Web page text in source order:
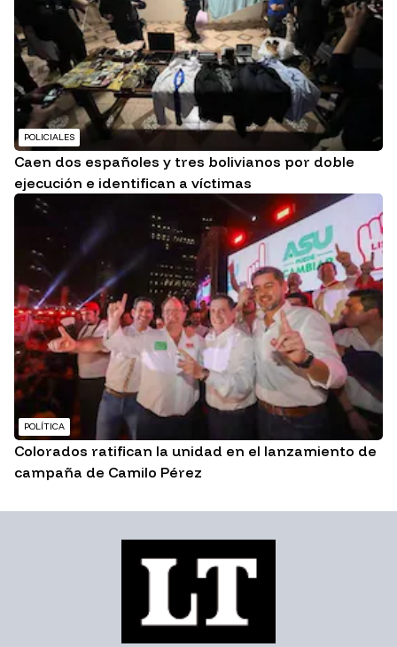
POLICIALES
Caen dos españoles y tres bolivianos por doble
ejecución e identifican a víctimas
POLÍTICA
Colorados ratifican la unidad en el lanzamiento de
campaña de Camilo Pérez